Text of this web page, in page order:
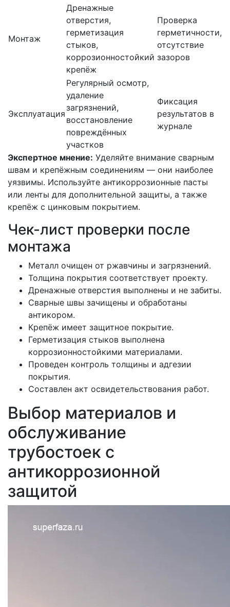
Монтаж
Дренажные
отверстия,
герметизация
стыков,
коррозионностойкий
крепёж
Проверка
герметичности,
отсутствие
зазоров
Эксплуатация
Регулярный осмотр,
удаление
загрязнений,
восстановление
повреждённых
участков
Фиксация
результатов в
журнале
Экспертное мнение: Уделяйте внимание сварным
швам и крепёжным соединениям — они наиболее
уязвимы. Используйте антикоррозионные пасты
или ленты для дополнительной защиты, а также
крепёж с цинковым покрытием.
Чек-лист проверки после
монтажа
Металл очищен от ржавчины и загрязнений.
Толщина покрытия соответствует проекту.
Дренажные отверстия выполнены и не забиты.
Сварные швы зачищены и обработаны
антикором.
Крепёж имеет защитное покрытие.
Герметизация стыков выполнена
коррозионностойкими материалами.
Проведен контроль толщины и адгезии
покрытия.
Составлен акт освидетельствования работ.
Выбор материалов и
обслуживание
трубостоек с
антикоррозионной
защитой